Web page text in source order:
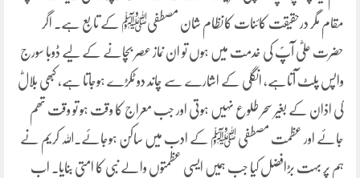
مقام مگر درحقیقت کائنات کانظام شان مصطفیﷺ کے تابع ہے۔ اگر
حضرت علیؓ آپؐ کی خدمت میں ہوں تو ان نماز عصر بچانے کے لیے ڈوبا سورج
واپس پلٹ آتاہے، انگلی کے اشارے سے چاند دو ٹکڑے ہوجاتا ہے، کبھی بلالؓ
کی اذان کے بغیر سحر طلوع نہیں ہوتی اور جب معراج کا وقت ہو تو وقت تھم
جائے اور عظمت مصطفی ﷺ کے ادب میں ساکن ہوجائے۔اللہ کریم نے
ہم پر بہت بڑافضل کیا جب ہمیں ایسی عظمتوں والے نبی کا امتی بنایا۔ اب